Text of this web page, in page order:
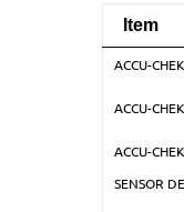
Item
Item
ACCU-
ACCU-
ACCU-
SENSOR